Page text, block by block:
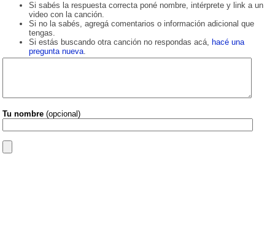
Si sabés la respuesta correcta poné nombre, intérprete y link a un
video con la canción.
Si no la sabés, agregá comentarios o información adicional que
tengas.
Si estás buscando otra canción no respondas acá, hacé una
pregunta nueva.
Tu nombre (opcional)